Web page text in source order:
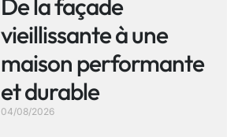
De la façade
vieillissante à une
maison performante
et durable
04/08/2026